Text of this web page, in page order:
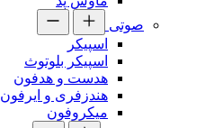
صوتی
اسپیکر
اسپیکر بلوتوث
هدست و هدفون
هندزفری و ایرفون
میکروفون